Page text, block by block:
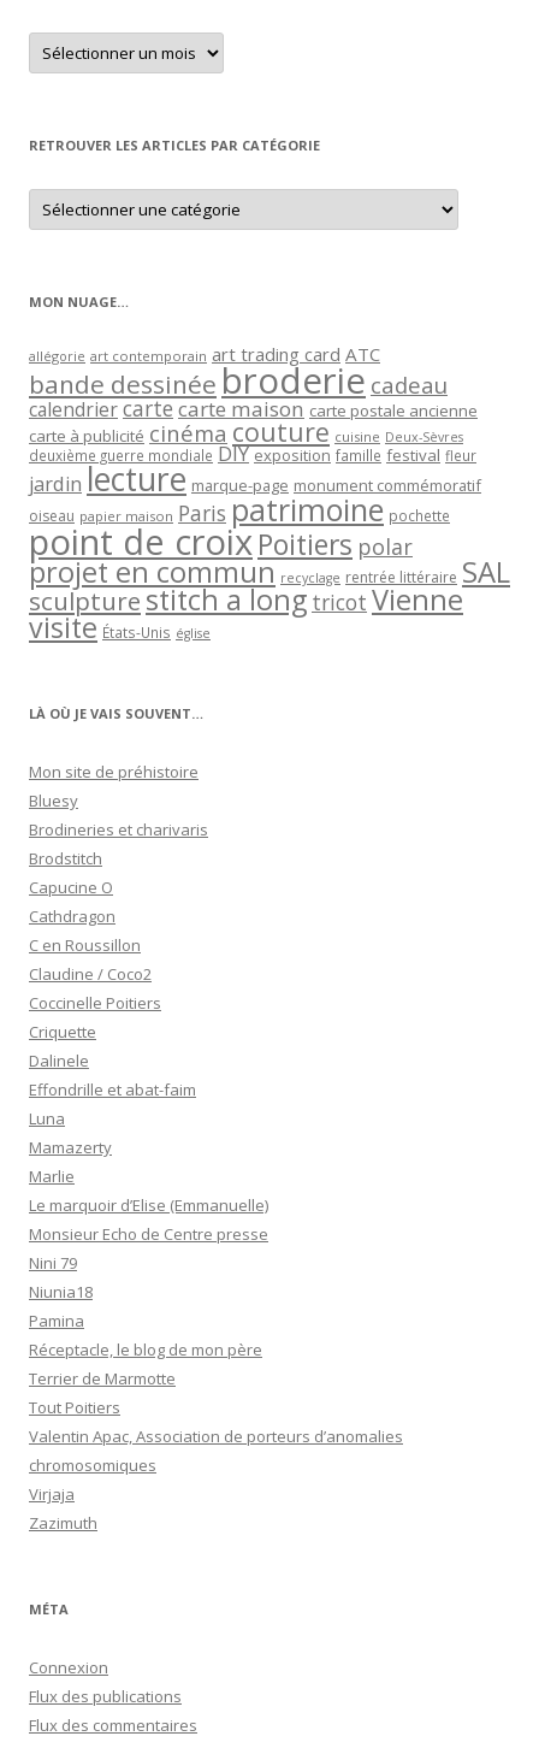
Retrouver
un
article
RETROUVER LES ARTICLES PAR CATÉGORIE
Retrouver
les
articles
MON NUAGE…
allégorie art contemporain art trading card ATC
bande dessinée broderie cadeau
calendriercarte carte maison carte postale ancienne
carte à publicité cinéma couture cuisine Deux-Sèvres
deuxième guerre mondiale DIY exposition famille festival fleur
jardin lecture marque-page monument commémoratif
oiseau papier maison Paris patrimoine pochette
point de croixPoitiers polar
projet en commun recyclage rentrée littéraire SAL
sculpturestitch a long tricot Vienne
visite États-Unis église
LÀ OÙ JE VAIS SOUVENT…
Mon site de préhistoire
Bluesy
Brodineries et charivaris
Brodstitch
Capucine O
Cathdragon
C en Roussillon
Claudine / Coco2
Coccinelle Poitiers
Criquette
Dalinele
Effondrille et abat-faim
Luna
Mamazerty
Marlie
Le marquoir d’Elise (Emmanuelle)
Monsieur Echo de Centre presse
Nini 79
Niunia18
Pamina
Réceptacle, le blog de mon père
Terrier de Marmotte
Tout Poitiers
Valentin Apac, Association de porteurs d’anomalies
chromosomiques
Virjaja
Zazimuth
MÉTA
Connexion
Flux des publications
Flux des commentaires